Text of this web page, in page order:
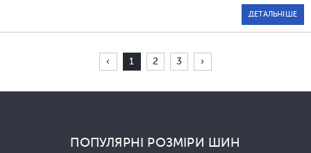
ДЕТАЛЬНІШЕ
‹ 1 2 3 ›
ПОПУЛЯРНІ РОЗМІРИ ШИН